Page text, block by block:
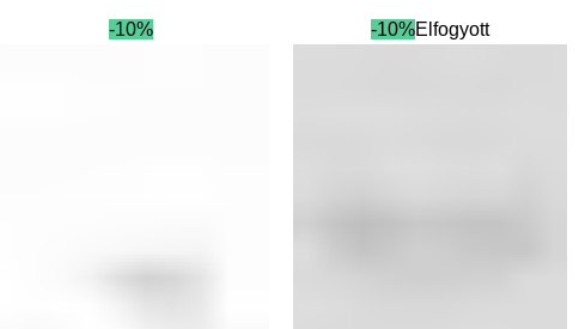
-10% -10%Elfogyott